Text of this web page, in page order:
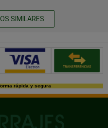
SIMILARES
seguros
rápida y segura